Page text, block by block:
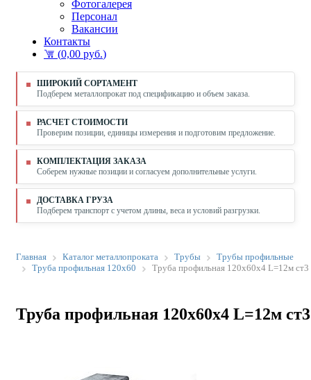
Фотогалерея
Персонал
Вакансии
Контакты
(0,00 руб.)
ШИРОКИЙ СОРТАМЕНТ
Подберем металлопрокат под спецификацию и объем заказа.
РАСЧЕТ СТОИМОСТИ
Проверим позиции, единицы измерения и подготовим предложение.
КОМПЛЕКТАЦИЯ ЗАКАЗА
Соберем нужные позиции и согласуем дополнительные услуги.
ДОСТАВКА ГРУЗА
Подберем транспорт с учетом длины, веса и условий разгрузки.
Главная Каталог металлопроката Трубы
Трубы профильные
Труба профильная 120х60
Труба профильная 120х60х4 L=12м ст3
Труба профильная 120х60х4 L=12м ст3